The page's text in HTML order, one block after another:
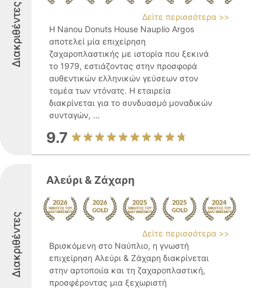
Διακριθέντες
Δείτε περισσότερα >>
Η Nanou Donuts House Nauplio Argos
αποτελεί μία επιχείρηση
ζαχαροπλαστικής με ιστορία που ξεκινά
το 1979, εστιάζοντας στην προσφορά
αυθεντικών ελληνικών γεύσεων στον
τομέα των ντόνατς. Η εταιρεία
διακρίνεται για το συνδυασμό μοναδικών
συνταγών, ...
9.7
Διακριθέντες
Αλεύρι & Ζάχαρη
Δείτε περισσότερα >>
Βρισκόμενη στο Ναύπλιο, η γνωστή
επιχείρηση Αλεύρι & Ζάχαρη διακρίνεται
στην αρτοποιία και τη ζαχαροπλαστική,
προσφέροντας μια ξεχωριστή